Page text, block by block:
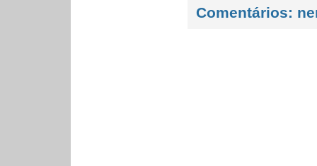
Comentários: